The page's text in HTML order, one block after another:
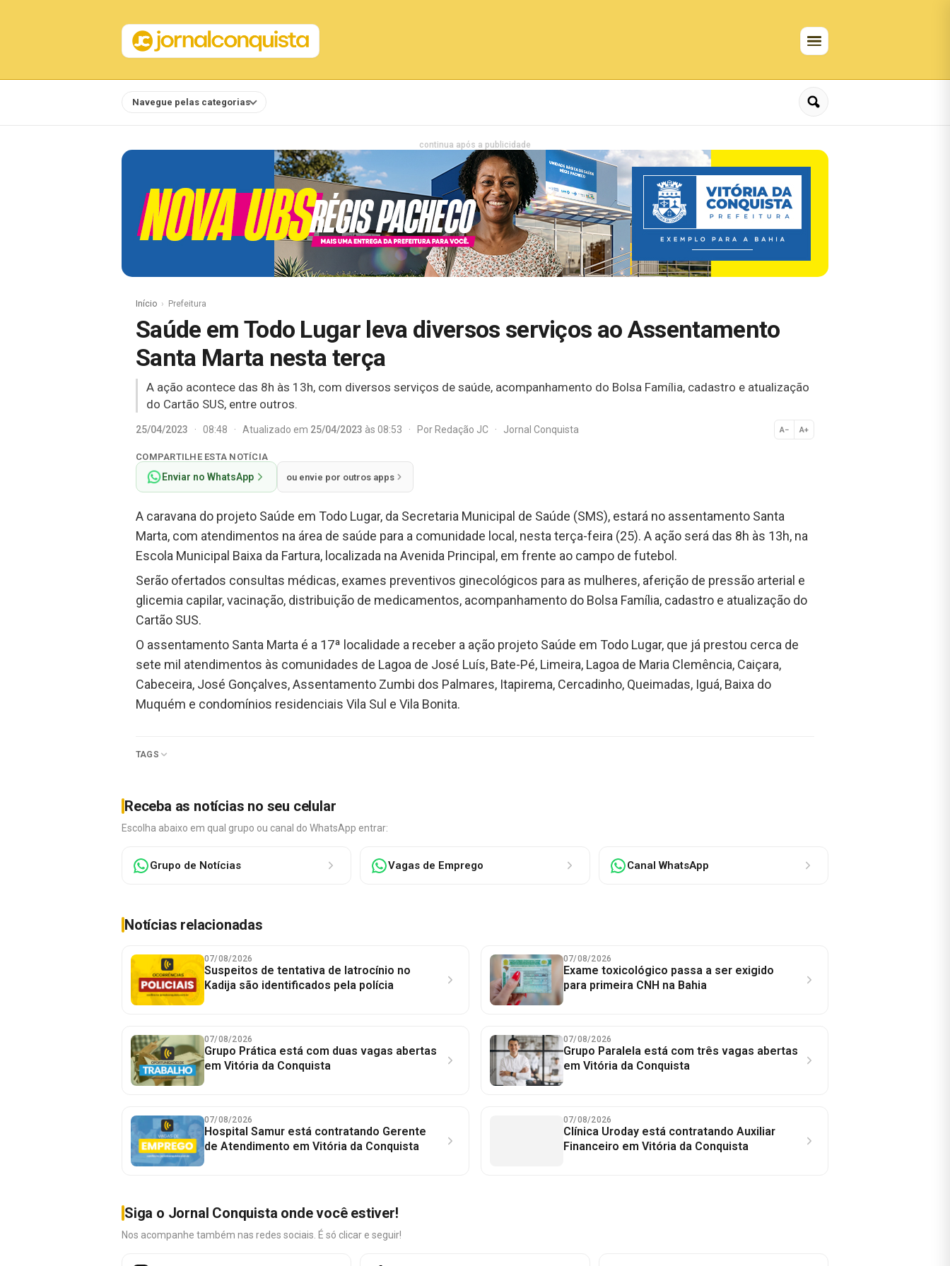
Navegue pelas categorias
continua após a publicidade
Início Prefeitura
Saúde em Todo Lugar leva diversos serviços ao Assentamento
Santa Marta nesta terça
A ação acontece das 8h às 13h, com diversos serviços de saúde, acompanhamento do Bolsa Família, cadastro e atualização
do Cartão SUS, entre outros.
25/04/2023 · 08:48 · Atualizado em 25/04/2023 às 08:53 · PorRedação JC · Jornal Conquista A− A+
Normal
COMPARTILHE ESTA NOTÍCIA
Enviar no WhatsApp ou envie por outros apps
A caravana do projeto Saúde em Todo Lugar, da Secretaria Municipal de Saúde (SMS), estará no assentamento Santa
Marta, com atendimentos na área de saúde para a comunidade local, nesta terça-feira (25). A ação será das 8h às 13h, na
Escola Municipal Baixa da Fartura, localizada na Avenida Principal, em frente ao campo de futebol.
Serão ofertados consultas médicas, exames preventivos ginecológicos para as mulheres, aferição de pressão arterial e
glicemia capilar, vacinação, distribuição de medicamentos, acompanhamento do Bolsa Família, cadastro e atualização do
Cartão SUS.
O assentamento Santa Marta é a 17ª localidade a receber a ação projeto Saúde em Todo Lugar, que já prestou cerca de
sete mil atendimentos às comunidades de Lagoa de José Luís, Bate-Pé, Limeira, Lagoa de Maria Clemência, Caiçara,
Cabeceira, José Gonçalves, Assentamento Zumbi dos Palmares, Itapirema, Cercadinho, Queimadas, Iguá, Baixa do
Muquém e condomínios residenciais Vila Sul e Vila Bonita.
TAGS
Receba as notícias no seu celular
Escolha abaixo em qual grupo ou canal do WhatsApp entrar:
Grupo de Notícias Vagas de Emprego Canal WhatsApp
Notícias relacionadas
07/08/2026
Suspeitos de tentativa de latrocínio no
Kadija são identificados pela polícia
07/08/2026
Exame toxicológico passa a ser exigido
para primeira CNH na Bahia
07/08/2026
Grupo Prática está com duas vagas abertas
em Vitória da Conquista
07/08/2026
Grupo Paralela está com três vagas abertas
em Vitória da Conquista
07/08/2026
Hospital Samur está contratando Gerente
de Atendimento em Vitória da Conquista
07/08/2026
Clínica Uroday está contratando Auxiliar
Financeiro em Vitória da Conquista
Siga o Jornal Conquista onde você estiver!
Nos acompanhe também nas redes sociais. É só clicar e seguir!